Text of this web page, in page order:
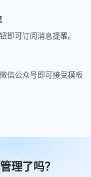
即可订阅消息提醒。
信公众号即可接受模板
理了吗？